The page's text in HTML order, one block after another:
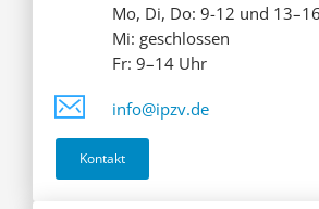
Mo, Di, Do: 9-12 und
Mi: geschlossen
Fr: 9–14 Uhr
info@ipzv.de
Kontakt